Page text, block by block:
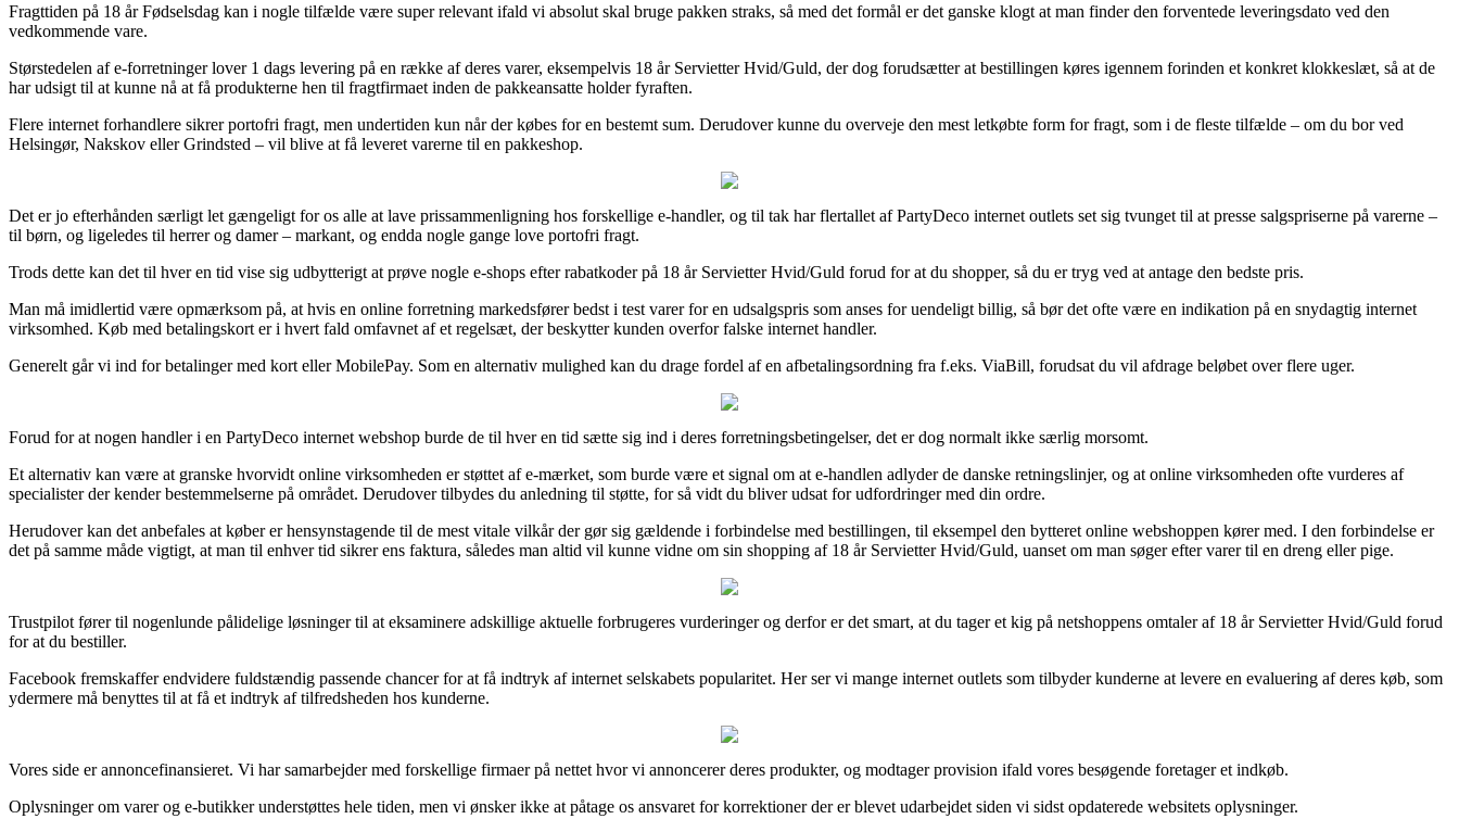
Fragttiden på 18 år Fødselsdag kan i nogle tilfælde være super relevant ifald vi absolut skal bruge pakken straks, så med det formål er det ganske klogt at man finder den forventede leveringsdato ved den
vedkommende vare.
Størstedelen af e-forretninger lover 1 dags levering på en række af deres varer, eksempelvis 18 år Servietter Hvid/Guld, der dog forudsætter at bestillingen køres igennem forinden et konkret klokkeslæt, så at de
har udsigt til at kunne nå at få produkterne hen til fragtfirmaet inden de pakkeansatte holder fyraften.
Flere internet forhandlere sikrer portofri fragt, men undertiden kun når der købes for en bestemt sum. Derudover kunne du overveje den mest letkøbte form for fragt, som i de fleste tilfælde – om du bor ved
Helsingør, Nakskov eller Grindsted – vil blive at få leveret varerne til en pakkeshop.
Det er jo efterhånden særligt let gængeligt for os alle at lave prissammenligning hos forskellige e-handler, og til tak har flertallet af PartyDeco internet outlets set sig tvunget til at presse salgspriserne på varerne –
til børn, og ligeledes til herrer og damer – markant, og endda nogle gange love portofri fragt.
Trods dette kan det til hver en tid vise sig udbytterigt at prøve nogle e-shops efter rabatkoder på 18 år Servietter Hvid/Guld forud for at du shopper, så du er tryg ved at antage den bedste pris.
Man må imidlertid være opmærksom på, at hvis en online forretning markedsfører bedst i test varer for en udsalgspris som anses for uendeligt billig, så bør det ofte være en indikation på en snydagtig internet
virksomhed. Køb med betalingskort er i hvert fald omfavnet af et regelsæt, der beskytter kunden overfor falske internet handler.
Generelt går vi ind for betalinger med kort eller MobilePay. Som en alternativ mulighed kan du drage fordel af en afbetalingsordning fra f.eks. ViaBill, forudsat du vil afdrage beløbet over flere uger.
Forud for at nogen handler i en PartyDeco internet webshop burde de til hver en tid sætte sig ind i deres forretningsbetingelser, det er dog normalt ikke særlig morsomt.
Et alternativ kan være at granske hvorvidt online virksomheden er støttet af e-mærket, som burde være et signal om at e-handlen adlyder de danske retningslinjer, og at online virksomheden ofte vurderes af
specialister der kender bestemmelserne på området. Derudover tilbydes du anledning til støtte, for så vidt du bliver udsat for udfordringer med din ordre.
Herudover kan det anbefales at køber er hensynstagende til de mest vitale vilkår der gør sig gældende i forbindelse med bestillingen, til eksempel den bytteret online webshoppen kører med. I den forbindelse er
det på samme måde vigtigt, at man til enhver tid sikrer ens faktura, således man altid vil kunne vidne om sin shopping af 18 år Servietter Hvid/Guld, uanset om man søger efter varer til en dreng eller pige.
Trustpilot fører til nogenlunde pålidelige løsninger til at eksaminere adskillige aktuelle forbrugeres vurderinger og derfor er det smart, at du tager et kig på netshoppens omtaler af 18 år Servietter Hvid/Guld forud
for at du bestiller.
Facebook fremskaffer endvidere fuldstændig passende chancer for at få indtryk af internet selskabets popularitet. Her ser vi mange internet outlets som tilbyder kunderne at levere en evaluering af deres køb, som
ydermere må benyttes til at få et indtryk af tilfredsheden hos kunderne.
Vores side er annoncefinansieret. Vi har samarbejder med forskellige firmaer på nettet hvor vi annoncerer deres produkter, og modtager provision ifald vores besøgende foretager et indkøb.
Oplysninger om varer og e-butikker understøttes hele tiden, men vi ønsker ikke at påtage os ansvaret for korrektioner der er blevet udarbejdet siden vi sidst opdaterede websitets oplysninger.